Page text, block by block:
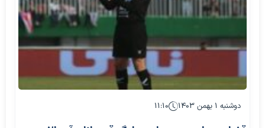
دوشنبه ۱ بهمن ۱۴۰۳ ۱۱:۱۰